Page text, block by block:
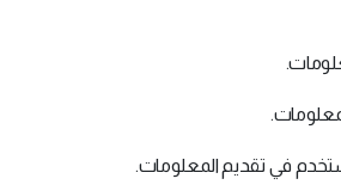
في تقديم المعلومات.